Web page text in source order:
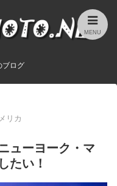
ブログ
リカ
ューヨーク・マ
たい！
MENU